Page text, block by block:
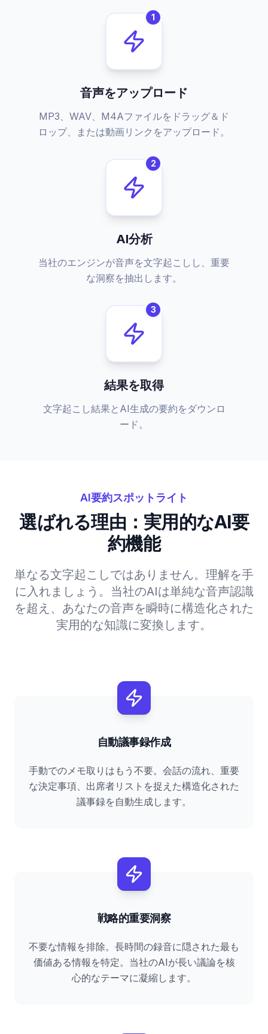
1
音声をアップロード
MP3、WAV、M4Aファイルをドラッグ＆ド
ロップ、または動画リンクをアップロード。
2
AI分析
当社のエンジンが音声を文字起こしし、重要
な洞察を抽出します。
3
結果を取得
文字起こし結果とAI生成の要約をダウンロ
ード。
AI要約スポットライト
選ばれる理由：実用的なAI要
約機能
単なる文字起こしではありません。理解を手
に入れましょう。当社のAIは単純な音声認識
を超え、あなたの音声を瞬時に構造化された
実用的な知識に変換します。
自動議事録作成
手動でのメモ取りはもう不要。会話の流れ、重要
な決定事項、出席者リストを捉えた構造化された
議事録を自動生成します。
戦略的重要洞察
不要な情報を排除。長時間の録音に隠された最も
価値ある情報を特定。当社のAIが長い議論を核
心的なテーマに凝縮します。